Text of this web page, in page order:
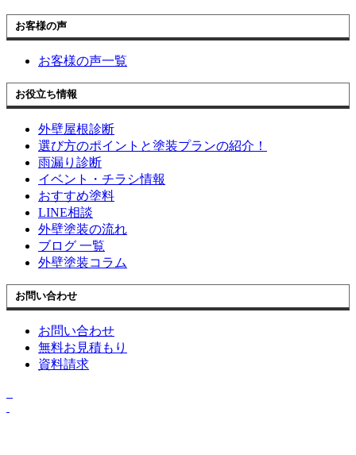
お客様の声
お客様の声一覧
お役立ち情報
外壁屋根診断
選び方のポイントと塗装プランの紹介！
雨漏り診断
イベント・チラシ情報
おすすめ塗料
LINE相談
外壁塗装の流れ
ブログ 一覧
外壁塗装コラム
お問い合わせ
お問い合わせ
無料お見積もり
資料請求